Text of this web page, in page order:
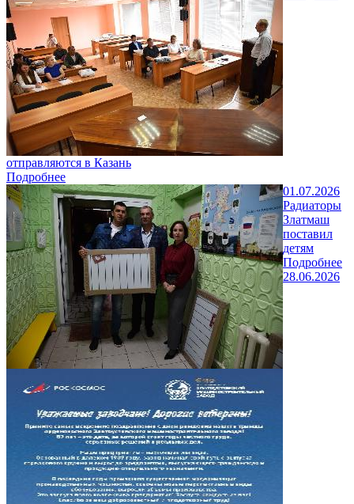
отправляются в Казань
Подробнее
01.07.2026
Радиаторы
Златмаш
поставил
детям
Подробнее
28.06.2026